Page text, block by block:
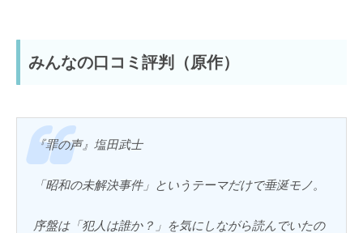
みんなの口コミ評判（原作）
『罪の声』塩田武士
「昭和の未解決事件」というテーマだけで垂涎モノ。
序盤は「犯人は誰か？」を気にしながら読んでいたの